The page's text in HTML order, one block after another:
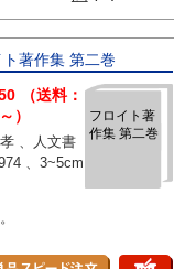
ト著作集 第二巻
フロイト著
作集 第二巻
（送料：
）
書